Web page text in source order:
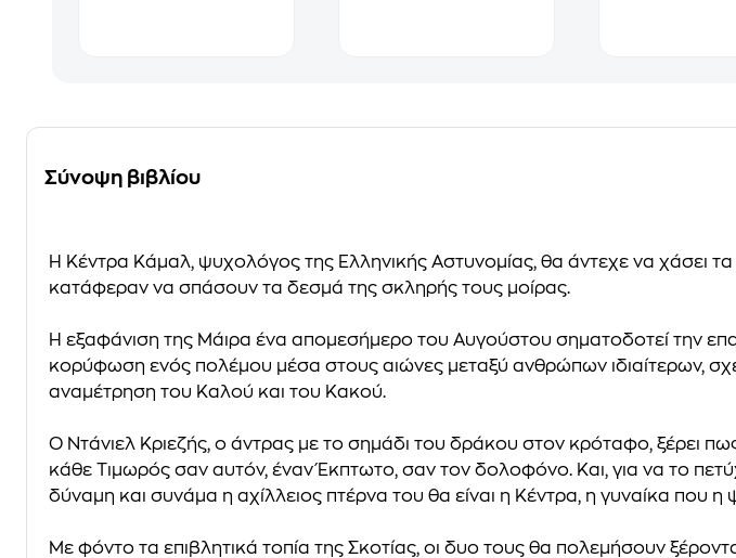
Σύνοψη βιβλίου
Η Κέντρα Κάμαλ, ψυχολόγος της Ελληνικής Αστυνομίας, θα άντεχε να χάσει
κατάφεραν να σπάσουν τα δεσμά της σκληρής τους μοίρας.
Η εξαφάνιση της Μάιρα ένα απομεσήμερο του Αυγούστου σηματοδοτεί την
κορύφωση ενός πολέμου μέσα στους αιώνες μεταξύ ανθρώπων ιδιαίτερων,
αναμέτρηση του Καλού και του Κακού.
Ο Ντάνιελ Κριεζής, ο άντρας με το σημάδι του δράκου στον κρόταφο, ξέρει
κάθε Τιμωρός σαν αυτόν, έναν Έκπτωτο, σαν τον δολοφόνο. Και, για να το
δύναμη και συνάμα η αχίλλειος πτέρνα του θα είναι η Κέντρα, η γυναίκα
Με φόντο τα επιβλητικά τοπία της Σκοτίας, οι δυο τους θα πολεμήσουν